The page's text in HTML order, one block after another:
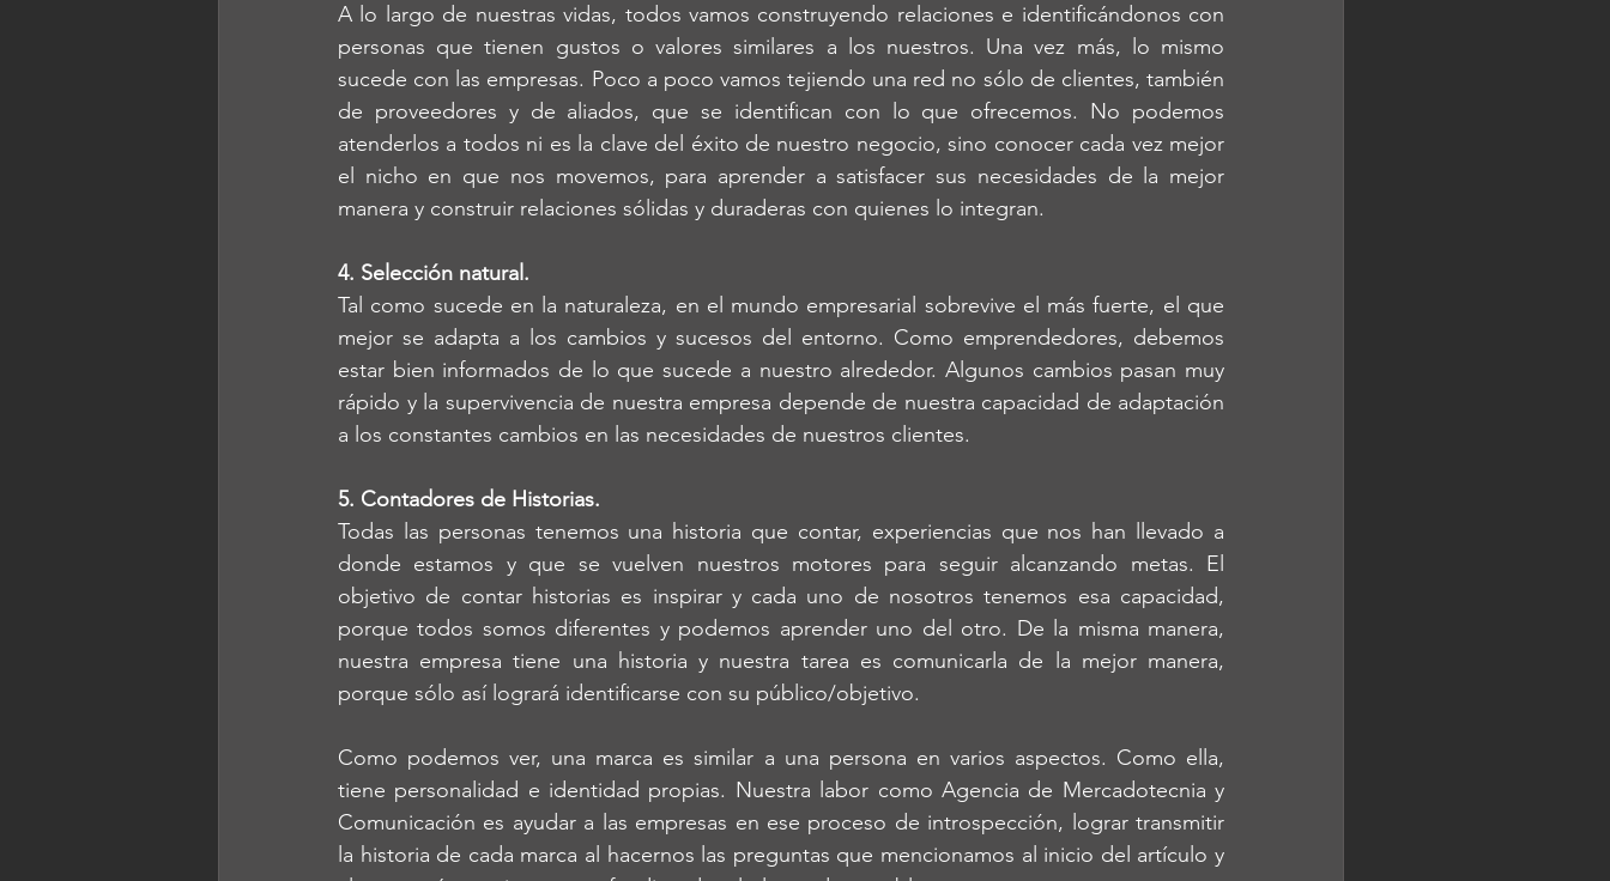
A lo largo de nuestras vidas, todos vamos construyendo relaciones e identificándonos con
personas que tienen gustos o valores similares a los nuestros. Una vez más, lo mismo
sucede con las empresas. Poco a poco vamos tejiendo una red no sólo de clientes, también
de proveedores y de aliados, que se identifican con lo que ofrecemos. No podemos
atenderlos a todos ni es la clave del éxito de nuestro negocio, sino conocer cada vez mejor
el nicho en que nos movemos, para aprender a satisfacer sus necesidades de la mejor
manera y construir relaciones sólidas y duraderas con quienes lo integran.
4. Selección natural.
Tal como sucede en la naturaleza, en el mundo empresarial sobrevive el más fuerte, el que
mejor se adapta a los cambios y sucesos del entorno. Como emprendedores, debemos
estar bien informados de lo que sucede a nuestro alrededor. Algunos cambios pasan muy
rápido y la supervivencia de nuestra empresa depende de nuestra capacidad de adaptación
a los constantes cambios en las necesidades de nuestros clientes.
5. Contadores de Historias.
Todas las personas tenemos una historia que contar, experiencias que nos han llevado a
donde estamos y que se vuelven nuestros motores para seguir alcanzando metas. El
objetivo de contar historias es inspirar y cada uno de nosotros tenemos esa capacidad,
porque todos somos diferentes y podemos aprender uno del otro. De la misma manera,
nuestra empresa tiene una historia y nuestra tarea es comunicarla de la mejor manera,
porque sólo así logrará identificarse con su público/objetivo.
Como podemos ver, una marca es similar a una persona en varios aspectos. Como ella,
tiene personalidad e identidad propias. Nuestra labor como Agencia de Mercadotecnia y
Comunicación es ayudar a las empresas en ese proceso de introspección, lograr transmitir
la historia de cada marca al hacernos las preguntas que mencionamos al inicio del artículo y